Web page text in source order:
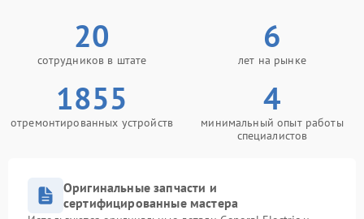
20
сотрудников в штате
6
лет на рынке
1855
отремонтированных устройств
4
минимальный опыт работы
специалистов
Оригинальные запчасти и
сертифицированные мастера